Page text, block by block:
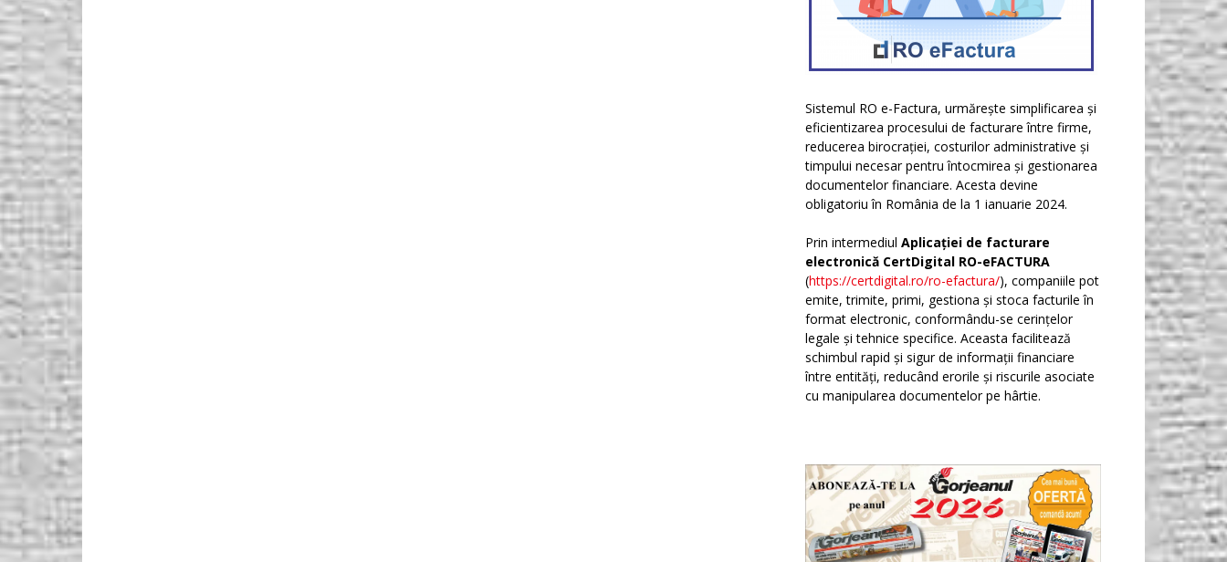
Sistemul RO e-Factura, urmărește simplificarea și
eficientizarea procesului de facturare între firme,
reducerea birocrației, costurilor administrative și
timpului necesar pentru întocmirea și gestionarea
documentelor financiare. Acesta devine
obligatoriu în România de la 1 ianuarie 2024.
Prin intermediul Aplicației de facturare
electronică CertDigital RO-eFACTURA
(https://certdigital.ro/ro-efactura/), companiile pot
emite, trimite, primi, gestiona și stoca facturile în
format electronic, conformându-se cerințelor
legale și tehnice specifice. Aceasta facilitează
schimbul rapid și sigur de informații financiare
între entități, reducând erorile și riscurile asociate
cu manipularea documentelor pe hârtie.